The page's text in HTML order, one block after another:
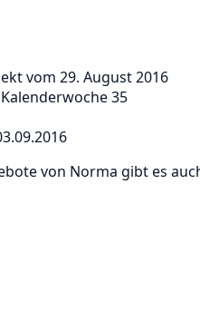
vom 29. August 2016
35
von Norma gibt es